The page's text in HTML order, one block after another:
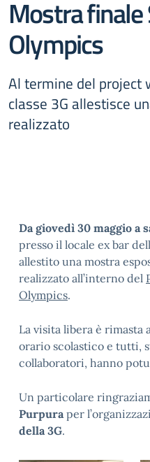
Mostra finale
Olympics
Al termine del project
classe 3G allestisce
realizzato
Da giovedì 30 maggio a
presso il locale ex bar
allestito una mostra
realizzato all’interno del
Olympics.
La visita libera è
orario scolastico e tutti,
collaboratori, hanno
Un particolare
Purpuraper
della 3G.